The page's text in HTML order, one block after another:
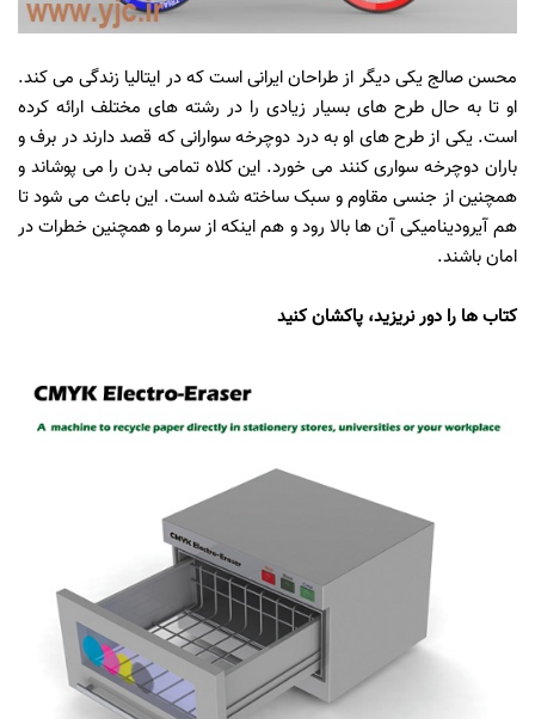
محسن صالج یکی دیگر از طراحان ایرانی است که در ایتالیا زندگی می کند.
او تا به حال طرح های بسیار زیادی را در رشته های مختلف ارائه کرده
است. یکی از طرح های او به درد دوچرخه سوارانی که قصد دارند در برف و
باران دوچرخه سواری کنند می خورد. این کلاه تمامی بدن را می پوشاند و
همچنین از جنسی مقاوم و سبک ساخته شده است. این باعث می شود تا
هم آیرودینامیکی آن ها بالا رود و هم اینکه از سرما و همچنین خطرات در
امان باشند.
کتاب ها را دور نریزید، پاکشان کنید